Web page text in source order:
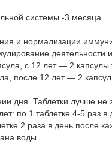
системы -3 месяца.
и нормализации
с 12 лет — 2
после 12 лет — 2
дня. Таблетки лучше не
по 1 таблетке 4-5 раз в
2 раза в день после
воды.